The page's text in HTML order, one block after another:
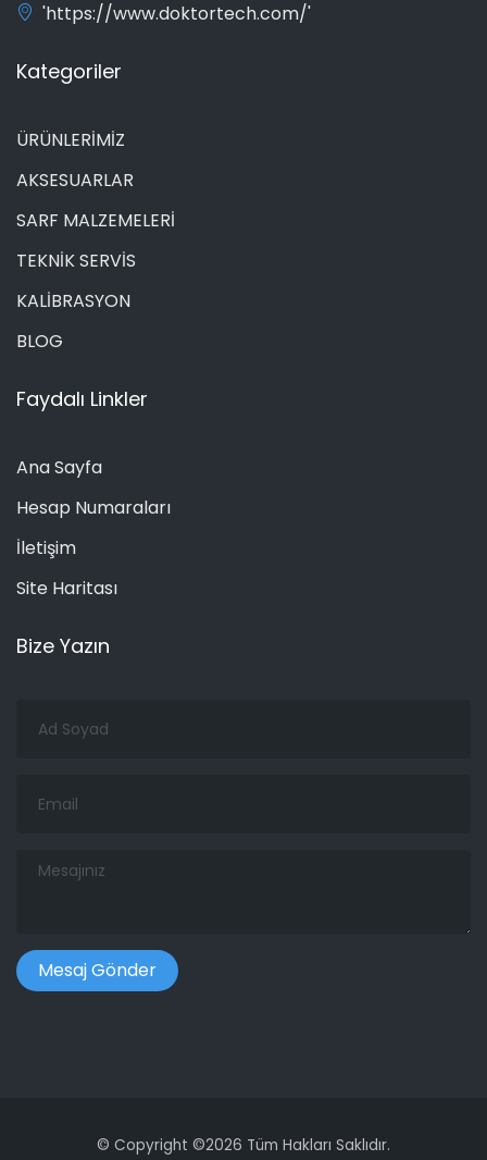
'https://www.doktortech.com/'
Kategoriler
ÜRÜNLERİMİZ
AKSESUARLAR
SARF MALZEMELERİ
TEKNİK SERVİS
KALİBRASYON
BLOG
Faydalı Linkler
Ana Sayfa
Hesap Numaraları
İletişim
Site Haritası
Bize Yazın
Soyad
Mesajınız
© Copyright ©2026 Tüm Hakları Saklıdır.